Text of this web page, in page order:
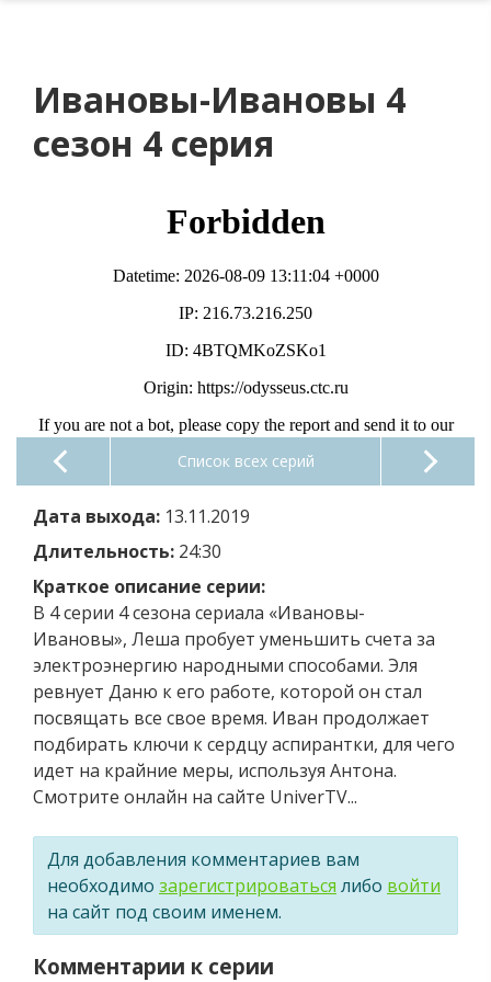
Ивановы-Ивановы 4
сезон 4 серия
Список всех серий
Дата выхода: 13.11.2019
Длительность: 24:30
Краткое описание серии:
В 4 серии 4 сезона сериала «Ивановы-
Ивановы», Леша пробует уменьшить счета за
электроэнергию народными способами. Эля
ревнует Даню к его работе, которой он стал
посвящать все свое время. Иван продолжает
подбирать ключи к сердцу аспирантки, для чего
идет на крайние меры, используя Антона.
Смотрите онлайн на сайте UniverTV...
Для добавления комментариев вам
необходимо зарегистрироваться либо войти
на сайт под своим именем.
Комментарии к серии